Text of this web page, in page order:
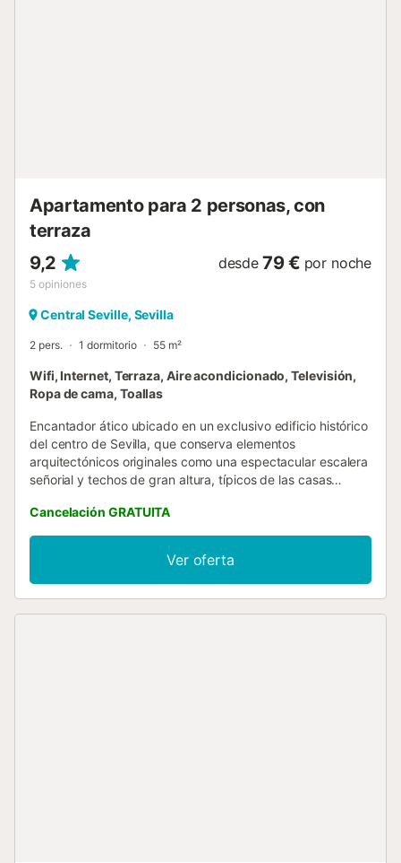
Apartamento para 2 personas, con
terraza
9,2
5 opiniones
desde 79 € por noche
Central Seville, Sevilla
2 pers. 1 dormitorio 55 m²
Wifi, Internet, Terraza, Aire acondicionado, Televisión,
Ropa de cama, Toallas
Encantador ático ubicado en un exclusivo edificio histórico
del centro de Sevilla, que conserva elementos
arquitectónicos originales como una espectacular escalera
señorial y techos de gran altura, típicos de las casas
realiza a través de una terraza privada de uso exclusivo,
amueblada con mobiliario de exterior, ideal para disfrutar
del clima sevillano con total intimidad. En el interior
encontramos un salón luminoso, decorado con gusto y
mobiliario de calidad, que incluye un cómodo sofá cama
Cancelación GRATUITA
Ver oferta